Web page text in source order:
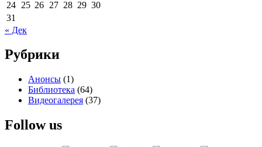
24 25 26 27 28 29 30
31
« Дек
Рубрики
Анонсы (1)
Библиотека (64)
Видеогалерея (37)
Follow us